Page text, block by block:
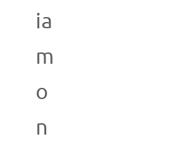
ia
m
o
n